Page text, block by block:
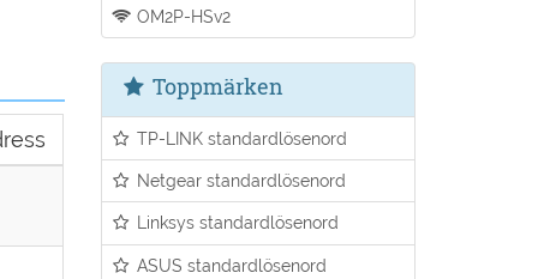
OM2P-HSv2
Toppmärken
TP-LINK standardlösenord
Netgear standardlösenord
Linksys standardlösenord
ASUS standardlösenord